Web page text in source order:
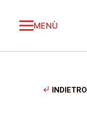
MENÙ
subdirectory_arrow_left INDIETRO